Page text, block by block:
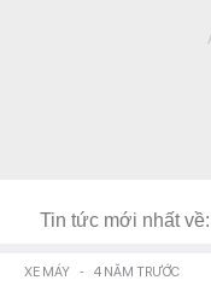
Tin tức mới nhất về:
XE MÁY - 4 NĂM TRƯỚC